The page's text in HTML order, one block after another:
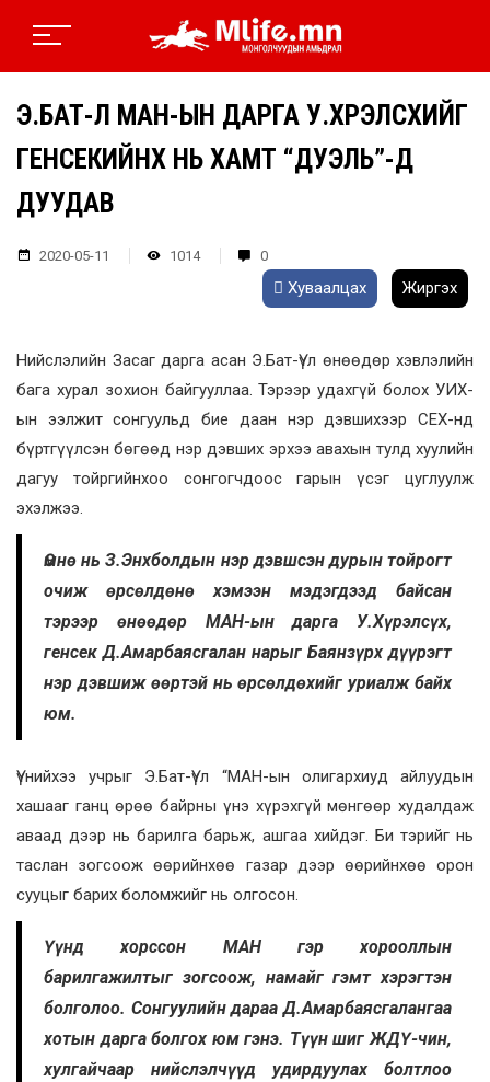
Э.БАТ-ҮҮЛ МАН-ЫН ДАРГА У.ХҮРЭЛСҮХИЙГ
ГЕНСЕКИЙНХ НЬ ХАМТ “ДУЭЛЬ”-Д
ДУУДАВ
2020-05-11 1014 0
Хуваалцах Жиргэх
Нийслэлийн Засаг дарга асан Э.Бат-Үүл өнөөдөр хэвлэлийн
бага хурал зохион байгууллаа. Тэрээр удахгүй болох УИХ-
ын ээлжит сонгуульд бие даан нэр дэвшихээр СЕХ-нд
бүртгүүлсэн бөгөөд нэр дэвших эрхээ авахын тулд хуулийн
дагуу тойргийнхоо сонгогчдоос гарын үсэг цуглуулж
эхэлжээ.
Өмнө нь З.Энхболдын нэр дэвшсэн дурын тойрогт
очиж өрсөлдөнө хэмээн мэдэгдээд байсан
тэрээр өнөөдөр МАН-ын дарга У.Хүрэлсүх,
генсек Д.Амарбаясгалан нарыг Баянзүрх дүүрэгт
нэр дэвшиж өөртэй нь өрсөлдөхийг уриалж байх
юм.
Үүнийхээ учрыг Э.Бат-Үүл “МАН-ын олигархиуд айлуудын
хашааг ганц өрөө байрны үнэ хүрэхгүй мөнгөөр худалдаж
аваад дээр нь барилга барьж, ашгаа хийдэг. Би тэрийг нь
таслан зогсоож өөрийнхөө газар дээр өөрийнхөө орон
сууцыг барих боломжийг нь олгосон.
Үүнд хорссон МАН гэр хорооллын
барилгажилтыг зогсоож, намайг гэмт хэрэгтэн
болголоо. Сонгуулийн дараа Д.Амарбаясгалангаа
хотын дарга болгох юм гэнэ. Түүн шиг ЖДҮ-чин,
хулгайчаар нийслэлчүүд удирдуулах болтлоо